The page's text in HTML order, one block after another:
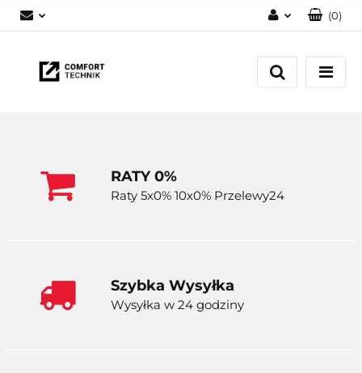
Zaloguj się
Zarejestruj się
(0)
RATY 0%
Raty 5x0% 10x0% Przelewy24
Szybka Wysyłka
Wysyłka w 24 godziny